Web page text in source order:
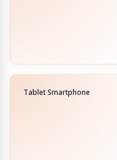
Tablet Smartphone